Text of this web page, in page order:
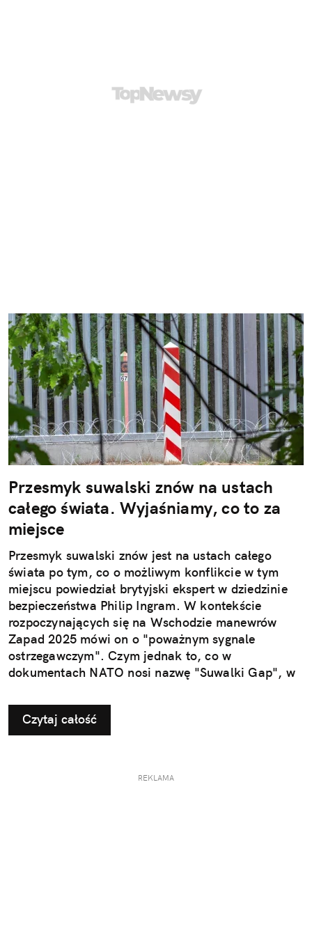
Przesmyk suwalski znów na ustach
całego świata. Wyjaśniamy, co to za
miejsce
Przesmyk suwalski znów jest na ustach całego
świata po tym, co o możliwym konflikcie w tym
miejscu powiedział brytyjski ekspert w dziedzinie
bezpieczeństwa Philip Ingram. W kontekście
rozpoczynających się na Wschodzie manewrów
Zapad 2025 mówi on o "poważnym sygnale
ostrzegawczym". Czym jednak to, co w
dokumentach NATO nosi nazwę "Suwalki Gap", w
Czytaj całość
REKLAMA